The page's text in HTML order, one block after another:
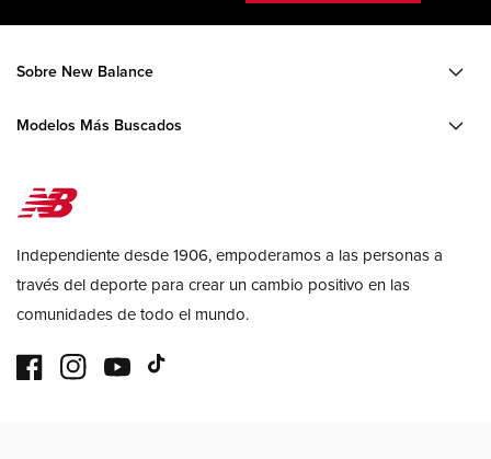
Sobre New Balance
Modelos Más Buscados
Independiente desde 1906, empoderamos a las personas a
través del deporte para crear un cambio positivo en las
comunidades de todo el mundo.
FacebookInstagramYouTubeTikTok